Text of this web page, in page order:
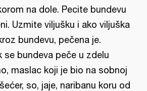
na dole. Pecite bundevu
Uzmite viljušku i ako viljuška
bundevu, pečena je.
se bundeva peče u zdelu
maslac koji je bio na sobnoj
so, jaje, naribanu koru od